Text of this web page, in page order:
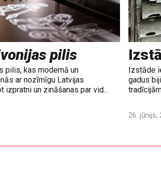
pilis
pilis, kas modernā un
ar nozīmīgu Latvijas
izpratni un zināšanas par vid...
Izstāde
gadus
26. jūnijs,